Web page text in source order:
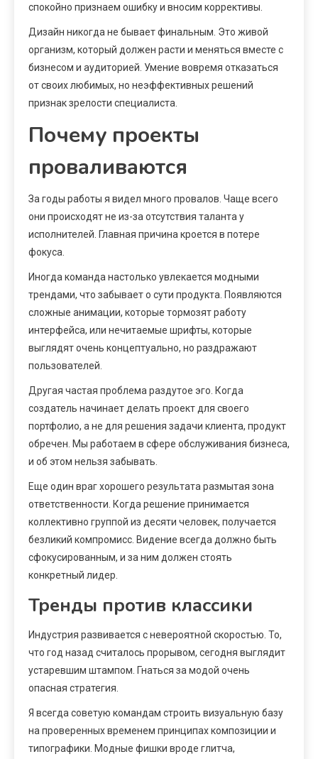
спокойно признаем ошибку и вносим коррективы.
Дизайн никогда не бывает финальным. Это живой
организм, который должен расти и меняться вместе с
бизнесом и аудиторией. Умение вовремя отказаться
от своих любимых, но неэффективных решений
признак зрелости специалиста.
Почему проекты
проваливаются
За годы работы я видел много провалов. Чаще всего
они происходят не из-за отсутствия таланта у
исполнителей. Главная причина кроется в потере
фокуса.
Иногда команда настолько увлекается модными
трендами, что забывает о сути продукта. Появляются
сложные анимации, которые тормозят работу
интерфейса, или нечитаемые шрифты, которые
выглядят очень концептуально, но раздражают
пользователей.
Другая частая проблема раздутое эго. Когда
создатель начинает делать проект для своего
портфолио, а не для решения задачи клиента, продукт
обречен. Мы работаем в сфере обслуживания бизнеса,
и об этом нельзя забывать.
Еще один враг хорошего результата размытая зона
ответственности. Когда решение принимается
коллективно группой из десяти человек, получается
безликий компромисс. Видение всегда должно быть
сфокусированным, и за ним должен стоять
конкретный лидер.
Тренды против классики
Индустрия развивается с невероятной скоростью. То,
что год назад считалось прорывом, сегодня выглядит
устаревшим штампом. Гнаться за модой очень
опасная стратегия.
Я всегда советую командам строить визуальную базу
на проверенных временем принципах композиции и
типографики. Модные фишки вроде глитча,